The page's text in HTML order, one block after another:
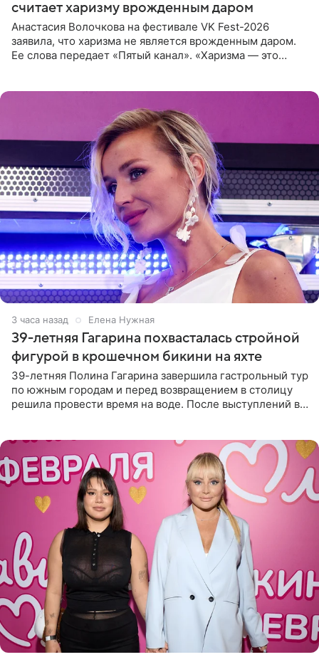
считает харизму врожденным даром
Анастасия Волочкова на фестивале VK Fest-2026
заявила, что харизма не является врожденным даром.
Ее слова передает «Пятый канал». «Харизма — это
3 часа назад Елена Нужная
39-летняя Гагарина похвасталась стройной
фигурой в крошечном бикини на яхте
39-летняя Полина Гагарина завершила гастрольный тур
по южным городам и перед возвращением в столицу
решила провести время на воде. После выступлений в